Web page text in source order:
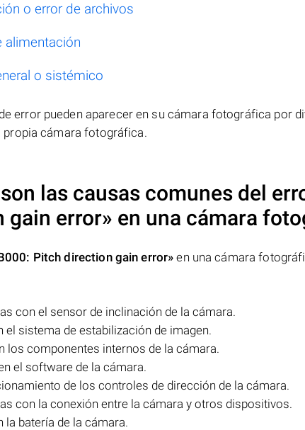
o error de archivos
alimentación
o sistémico
error pueden aparecer en su cámara fotográfica por
propia cámara fotográfica.
las causas comunes del
gain error» en una cámara
Pitch direction gain error» en una cámara
con el sensor de inclinación de la cámara.
el sistema de estabilización de imagen.
los componentes internos de la cámara.
el software de la cámara.
de los controles de dirección de la cámara.
con la conexión entre la cámara y otros dispositivos.
la batería de la cámara.